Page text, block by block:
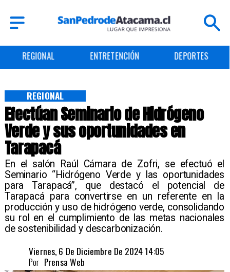
ENTRETENCIÓN DEPORTES CULTURA
Efectúan Seminario de Hidrógeno
Verde y sus oportunidades en
Tarapacá
En el salón Raúl Cámara de Zofri, se efectuó el
Seminario “Hidrógeno Verde y las oportunidades
para Tarapacá”, que destacó el potencial de
Tarapacá para convertirse en un referente en la
producción y uso de hidrógeno verde, consolidando
su rol en el cumplimiento de las metas nacionales
de sostenibilidad y descarbonización. ​
REGIONAL
Viernes, 6 De Diciembre De 2024 14:05
Prensa Web
Por